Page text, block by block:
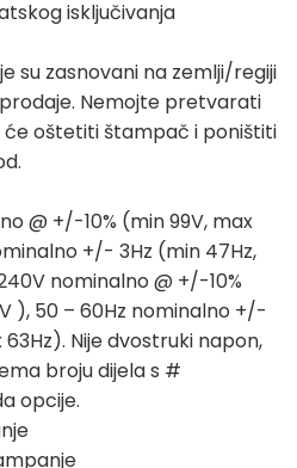
isključivanja
su zasnovani na zemlji/regiji
Nemojte pretvarati
će oštetiti štampač i poništiti
@ +/-10% (min 99V, max
+/- 3Hz (min 47Hz,
nominalno @ +/-10%
), 50 – 60Hz nominalno +/-
Nije dvostruki napon,
broju dijela s #
opcije.